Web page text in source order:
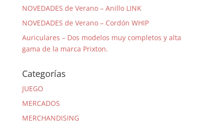
NOVEDADES de Verano – Anillo LINK
NOVEDADES de Verano – Cordón WHIP
Auriculares – Dos modelos muy completos y alta
gama de la marca Prixton.
Categorías
JUEGO
MERCADOS
MERCHANDISING